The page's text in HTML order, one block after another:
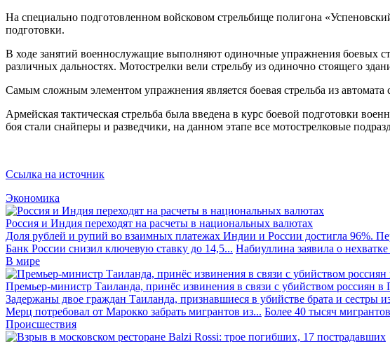
На специально подготовленном войсковом стрельбище полигона
подготовки.
В ходе занятий военнослужащие выполняют одиночные упражнения боевых
различных дальностях. Мотострелки вели стрельбу из одиночно стоящего
Самым сложным элементом упражнения является боевая стрельба из
Армейская тактическая стрельба была введена в курс боевой подготовки
боя стали снайперы и разведчики, на данном этапе все мотострелковые
Ссылка на источник
Экономика
Россия и Индия переходят на расчеты в национальных валютах
Доля рублей и рупий во взаимных платежах Индии и России достигла 96%.
Банк России снизил ключевую ставку до 14,5... Набиуллина заявила о
В мире
Премьер-министр Таиланда, принёс извинения в связи с убийством россиян в
Задержаны двое граждан Таиланда, признавшиеся в убийстве брата и сестры
Мерц потребовал от Марокко забрать мигрантов из... Более 40 тысяч
Происшествия